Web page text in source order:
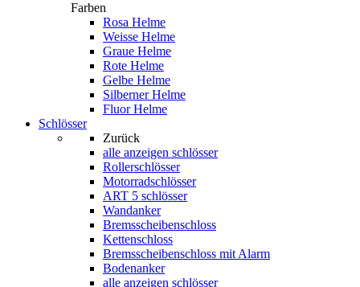
Farben
Rosa Helme
Weisse Helme
Graue Helme
Rote Helme
Gelbe Helme
Silberner Helme
Fluor Helme
Schlösser
Zurück
alle anzeigen schlösser
Rollerschlösser
Motorradschlösser
ART 5 schlösser
Wandanker
Bremsscheibenschloss
Kettenschloss
Bremsscheibenschloss mit Alarm
Bodenanker
alle anzeigen schlösser